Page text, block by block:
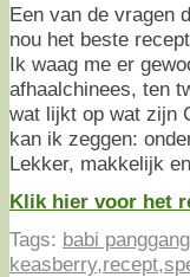
Een van de vragen
nou het beste
Ik waag me er
afhaalchinees, ten
wat lijkt op wat zijn
kan ik zeggen:
Lekker, makkelijk
Klik hier voor het
Tags: babi panggang
keasberry,recept,